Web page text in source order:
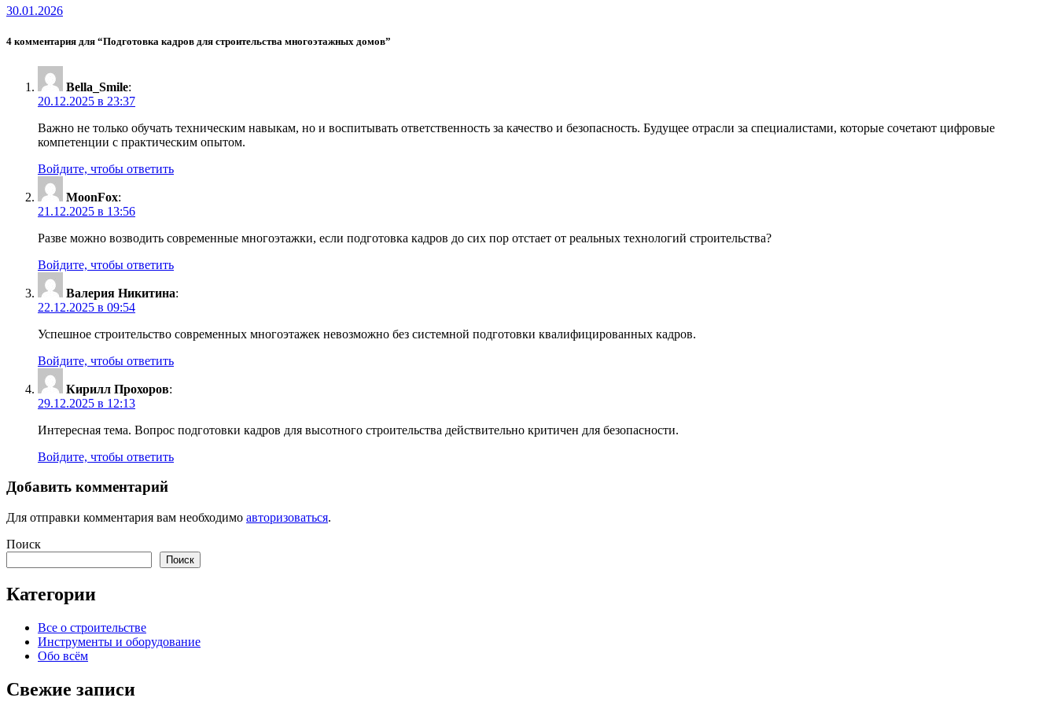
30.01.2026
4 комментария для “Подготовка кадров для строительства многоэтажных домов”
Bella_Smile:
20.12.2025 в 23:37
Важно не только обучать техническим навыкам, но и воспитывать ответственность за качество и безопасность. Будущее отрасли за специалистами, которые сочетают цифровые
компетенции с практическим опытом.
Войдите, чтобы ответить
MoonFox:
21.12.2025 в 13:56
Разве можно возводить современные многоэтажки, если подготовка кадров до сих пор отстает от реальных технологий строительства?
Войдите, чтобы ответить
Валерия Никитина:
22.12.2025 в 09:54
Успешное строительство современных многоэтажек невозможно без системной подготовки квалифицированных кадров.
Войдите, чтобы ответить
Кирилл Прохоров:
29.12.2025 в 12:13
Интересная тема. Вопрос подготовки кадров для высотного строительства действительно критичен для безопасности.
Войдите, чтобы ответить
Добавить комментарий
Для отправки комментария вам необходимо авторизоваться.
Поиск
Поиск
Категории
Все о строительстве
Инструменты и оборудование
Обо всём
Свежие записи